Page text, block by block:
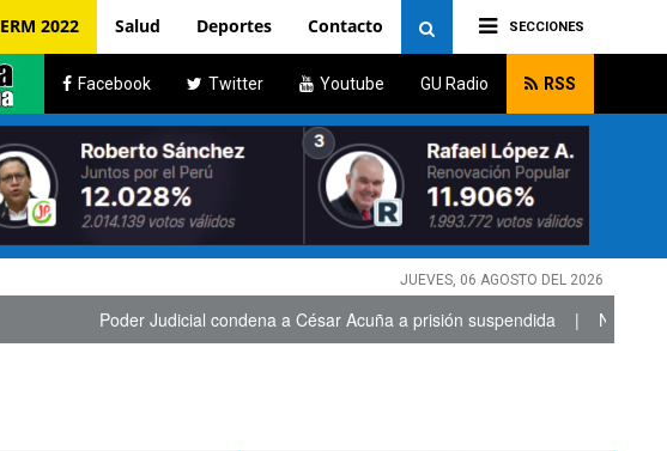
SECCIONES
ERM 2022 Salud Deportes Contacto
Facebook Twitter Youtube GU Radio RSS
JUEVES, 06 AGOSTO DEL 2026
Poder Judicial condena a César Acuña a prisión suspendida|Naldy Saldaña